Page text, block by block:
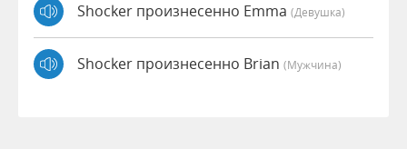
Shocker произнесенно Emma (девушка)
Shocker произнесенно Brian (мужчина)